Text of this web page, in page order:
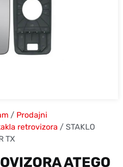
/ Prodajni
retrovizora / STAKLO
TX
ATEGO